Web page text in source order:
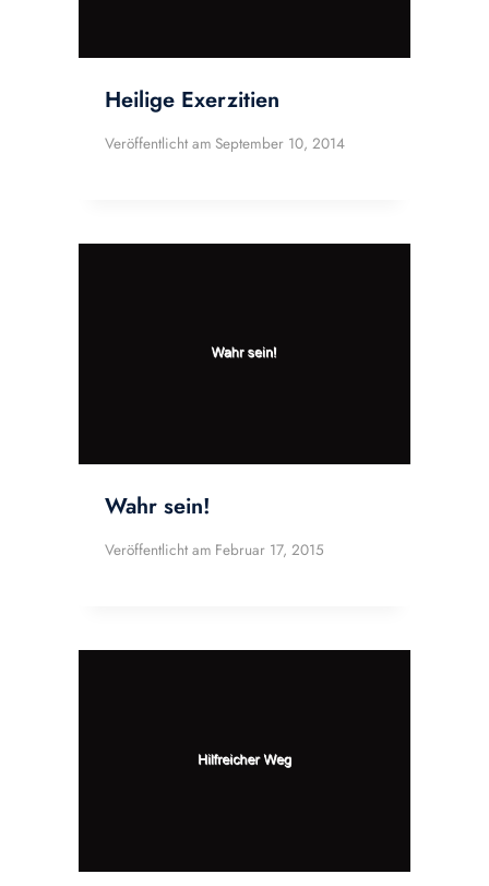
Heilige Exerzitien
Veröffentlicht am September 10, 2014
Wahr sein!
Veröffentlicht am Februar 17, 2015